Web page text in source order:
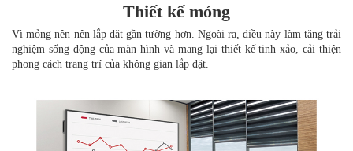
Thiết kế mỏng
Vì mỏng nên nên lắp đặt gần tường hơn. Ngoài ra, điều này làm tăng trải
nghiệm sống động của màn hình và mang lại thiết kế tinh xảo, cải thiện
phong cách trang trí của không gian lắp đặt.